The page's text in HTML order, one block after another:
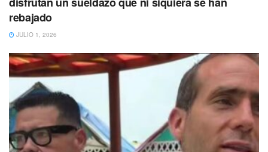
Rolex por un Casio”, tras lo cual, los memes y comentarios
acerca de esta referencia han explotado en redes sociales
e incluso, la propia marca ha respondido de forma
indirecta diciendo que “les encanta que esto les salpique”
y afirmando que sus productos duran para toda la vida.
‘Music Sessions #53’
se estrenó este miércoles en la
noche y ahora ha roto récord de reproducciones, además
de que la colombiana, su expareja y la nueva novia del
futbolista son tendencia en redes sociales, a las que se
rebajado
JULIO 1, 2026